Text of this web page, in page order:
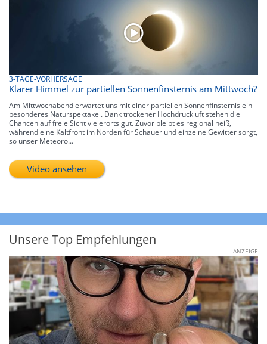
3-TAGE-VORHERSAGE
Klarer Himmel zur partiellen Sonnenfinsternis am Mittwoch?
Am Mittwochabend erwartet uns mit einer partiellen Sonnenfinsternis ein
besonderes Naturspektakel. Dank trockener Hochdruckluft stehen die
Chancen auf freie Sicht vielerorts gut. Zuvor bleibt es regional heiß,
während eine Kaltfront im Norden für Schauer und einzelne Gewitter sorgt,
so unser Meteoro...
Video ansehen
Unsere Top Empfehlungen
ANZEIGE